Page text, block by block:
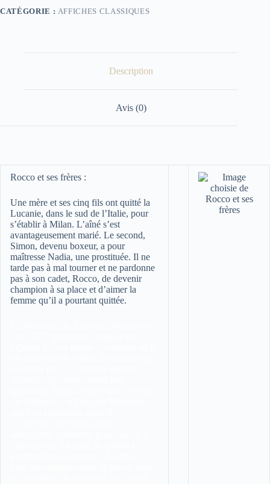
frères
CATÉGORIE : AFFICHES CLASSIQUES
Description
Avis (0)
Rocco et ses frères :
Une mère et ses cinq fils ont quitté la
Lucanie, dans le sud de l’Italie, pour
s’établir à Milan. L’aîné s’est
avantageusement marié. Le second,
Simon, devenu boxeur, a pour
maîtresse Nadia, une prostituée. Il ne
tarde pas à mal tourner et ne pardonne
pas à son cadet, Rocco, de devenir
champion à sa place et d’aimer la
femme qu’il a pourtant quittée.